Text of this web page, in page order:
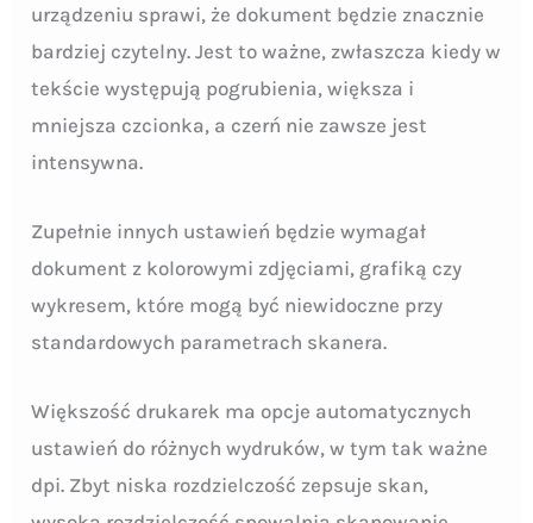
urządzeniu sprawi, że dokument będzie znacznie
bardziej czytelny. Jest to ważne, zwłaszcza kiedy w
tekście występują pogrubienia, większa i
mniejsza czcionka, a czerń nie zawsze jest
intensywna.
Zupełnie innych ustawień będzie wymagał
dokument z kolorowymi zdjęciami, grafiką czy
wykresem, które mogą być niewidoczne przy
standardowych parametrach skanera.
Większość drukarek ma opcje automatycznych
ustawień do różnych wydruków, w tym tak ważne
dpi. Zbyt niska rozdzielczość zepsuje skan,